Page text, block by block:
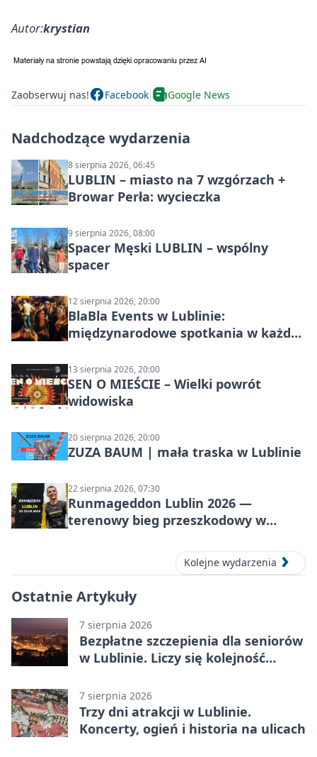
Autor:krystian
Zaobserwuj nas! Facebook Google News
Nadchodzące wydarzenia
8 sierpnia 2026, 06:45
LUBLIN – miasto na 7 wzgórzach +
Browar Perła: wycieczka
9 sierpnia 2026, 08:00
Spacer Męski LUBLIN – wspólny
spacer
12 sierpnia 2026, 20:00
BlaBla Events w Lublinie:
międzynarodowe spotkania w każdą
13 sierpnia 2026, 20:00
SEN O MIEŚCIE – Wielki powrót
widowiska
20 sierpnia 2026, 20:00
ZUZA BAUM | mała traska w Lublinie
22 sierpnia 2026, 07:30
Runmageddon Lublin 2026 —
terenowy bieg przeszkodowy w
Kolejne wydarzenia
Ostatnie Artykuły
7 sierpnia 2026
Bezpłatne szczepienia dla seniorów
w Lublinie. Liczy się kolejność
7 sierpnia 2026
Trzy dni atrakcji w Lublinie.
Koncerty, ogień i historia na ulicach